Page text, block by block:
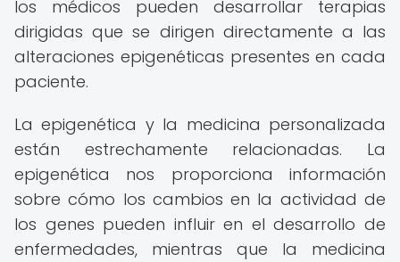
los médicos pueden desarrollar terapias
dirigidas que se dirigen directamente a las
alteraciones epigenéticas presentes en cada
paciente.
La epigenética y la medicina personalizada
están estrechamente relacionadas. La
epigenética nos proporciona información
sobre cómo los cambios en la actividad de
los genes pueden influir en el desarrollo de
enfermedades, mientras que la medicina